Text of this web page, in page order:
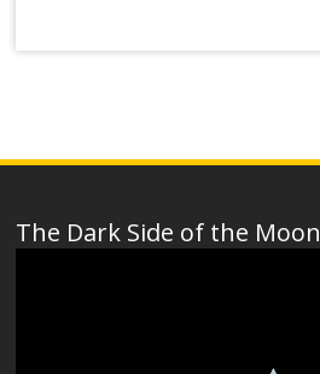
The Dark Side of the Moon